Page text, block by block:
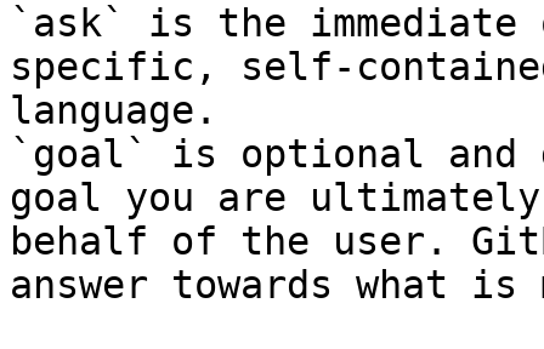
`ask` is the
specific, self-
language.
`goal` is optional and
goal you are
behalf of the user.
answer towards what